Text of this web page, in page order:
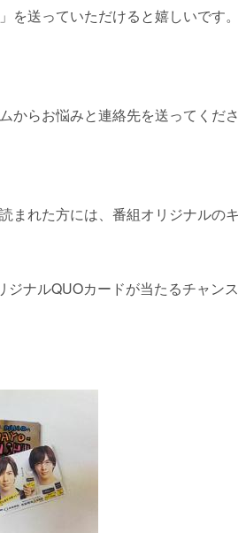
を送っていただけると嬉しいです
からお悩みと連絡先を送ってくだ
まれた方には、番組オリジナルの
ジナルQUOカードが当たるチャン